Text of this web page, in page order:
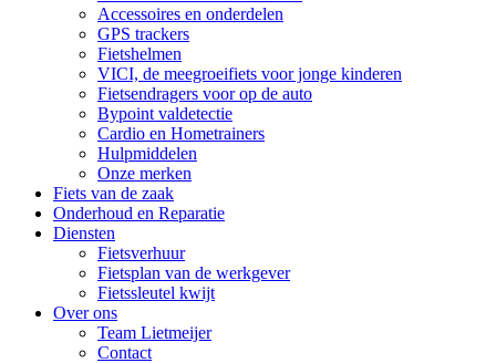
Accessoires en onderdelen
GPS trackers
Fietshelmen
VICI, de meegroeifiets voor jonge kinderen
Fietsendragers voor op de auto
Bypoint valdetectie
Cardio en Hometrainers
Hulpmiddelen
Onze merken
Fiets van de zaak
Onderhoud en Reparatie
Diensten
Fietsverhuur
Fietsplan van de werkgever
Fietssleutel kwijt
Over ons
Team Lietmeijer
Contact